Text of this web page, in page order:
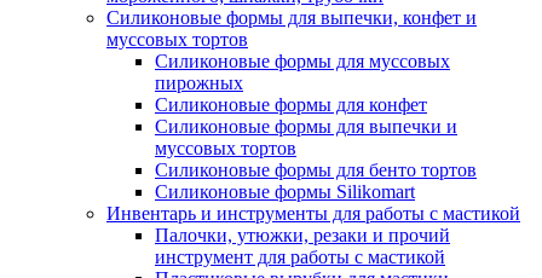
Силиконовые формы для выпечки, конфет и
муссовых тортов
Силиконовые формы для муссовых
пирожных
Силиконовые формы для конфет
Силиконовые формы для выпечки и
муссовых тортов
Силиконовые формы для бенто тортов
Силиконовые формы Silikomart
Инвентарь и инструменты для работы с мастикой
Палочки, утюжки, резаки и прочий
инструмент для работы с мастикой